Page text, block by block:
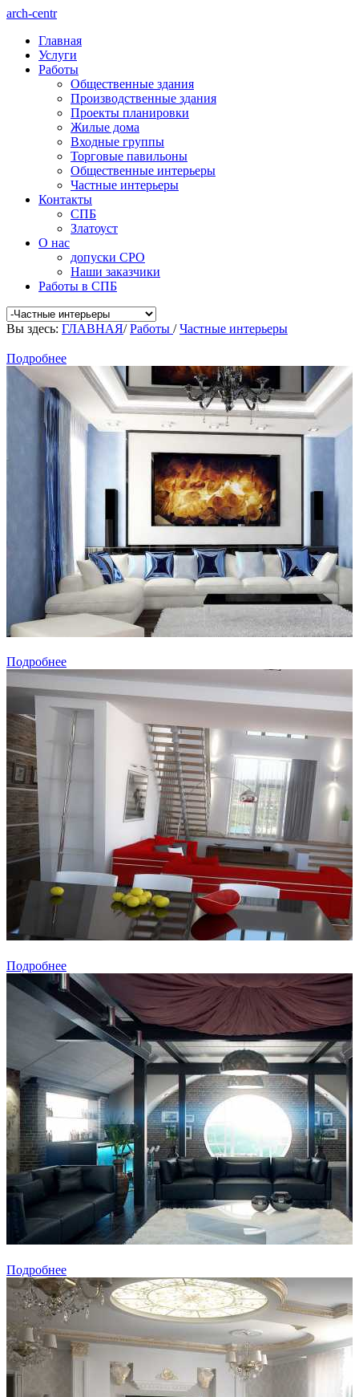
arch-centr
Главная
Услуги
Работы
Общественные здания
Производственные здания
Проекты планировки
Жилые дома
Входные группы
Торговые павильоны
Общественные интерьеры
Частные интерьеры
Контакты
СПБ
Златоуст
О нас
допуски СРО
Наши заказчики
Работы в СПБ
Вы здесь: ГЛАВНАЯ/Работы /Частные интерьеры
Подробнее
Подробнее
Подробнее
Подробнее